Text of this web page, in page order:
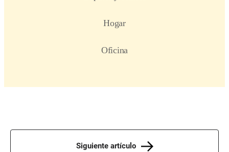
Siguiente artículo